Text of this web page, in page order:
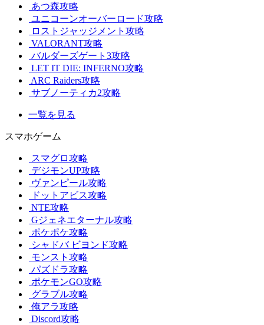
あつ森攻略
ユニコーンオーバーロード攻略
ロストジャッジメント攻略
VALORANT攻略
バルダーズゲート3攻略
LET IT DIE: INFERNO攻略
ARC Raiders攻略
サブノーティカ2攻略
一覧を見る
スマホゲーム
スマグロ攻略
デジモンUP攻略
ヴァンピール攻略
ドットアビス攻略
NTE攻略
Gジェネエターナル攻略
ポケポケ攻略
シャドバ ビヨンド攻略
モンスト攻略
パズドラ攻略
ポケモンGO攻略
グラブル攻略
俺アラ攻略
Discord攻略